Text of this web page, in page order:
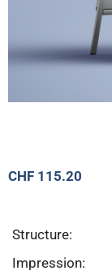
CHF 115.20
Structure:
Impression: